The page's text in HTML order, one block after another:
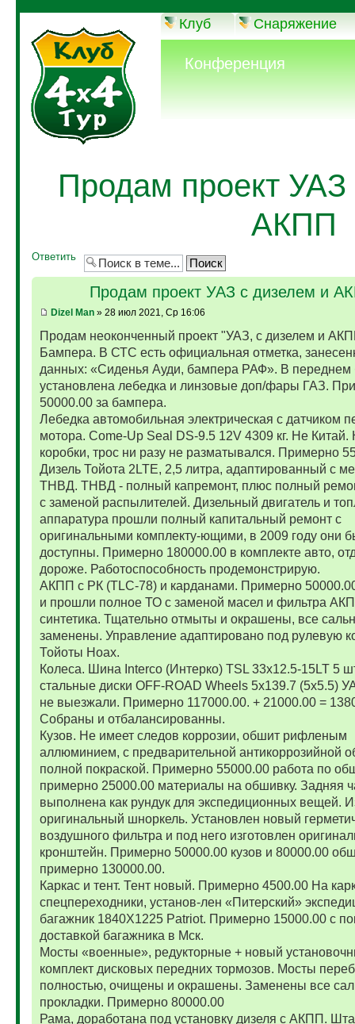
Клуб Снаряжение
Конференция
Продам проект УАЗ
АКПП
Ответить
Продам проект УАЗ с дизелем и
Dizel Man» 28 июл 2021, Ср 16:06
Продам неоконченный проект "УАЗ, с дизелем и
Бампера. В СТС есть официальная отметка,
данных: «Сиденья Ауди, бампера РАФ». В переднем
установлена лебедка и линзовые доп/фары ГАЗ.
50000.00 за бампера.
Лебедка автомобильная электрическая с датчиком
мотора. Come-Up Seal DS-9.5 12V 4309 кг. Не Китай.
коробки, трос ни разу не разматывался. Примерно
Дизель Тойота 2LTE, 2,5 литра, адаптированный с
ТНВД. ТНВД - полный капремонт, плюс полный
с заменой распылителей. Дизельный двигатель и
аппаратура прошли полный капитальный ремонт с
оригинальными комплекту-ющими, в 2009 году они
доступны. Примерно 180000.00 в комплекте авто,
дороже. Работоспособность продемонстрирую.
АКПП с РК (TLC-78) и карданами. Примерно
и прошли полное ТО с заменой масел и фильтра
синтетика. Тщательно отмыты и окрашены, все
заменены. Управление адаптировано под рулевую
Тойоты Ноах.
Колеса. Шина Interco (Интерко) TSL 33x12.5-15LT 5
стальные диски OFF-ROAD Wheels 5x139.7 (5x5.5)
не выезжали. Примерно 117000.00. + 21000.00 =
Собраны и отбалансированны.
Кузов. Не имеет следов коррозии, обшит рифленым
аллюминием, с предварительной антикоррозийной
полной покраской. Примерно 55000.00 работа по
примерно 25000.00 материалы на обшивку. Задняя
выполнена как рундук для экспедиционных вещей.
оригинальный шноркель. Установлен новый
воздушного фильтра и под него изготовлен
кронштейн. Примерно 50000.00 кузов и 80000.00
примерно 130000.00.
Каркас и тент. Тент новый. Примерно 4500.00 На
спецпереходники, установ-лен «Питерский»
багажник 1840Х1225 Patriot. Примерно 15000.00 с
доставкой багажника в Мск.
Мосты «военные», редукторные + новый
комплект дисковых передних тормозов. Мосты
полностью, очищены и окрашены. Заменены все
прокладки. Примерно 80000.00
Рама, доработана под установку дизеля с АКПП.